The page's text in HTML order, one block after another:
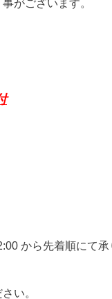
がございます。
から先着順にて承
い。